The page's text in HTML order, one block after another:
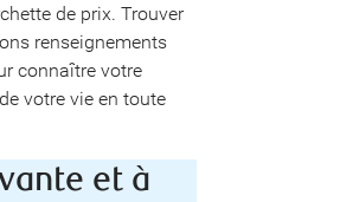
de prix. Trouver
renseignements
connaître votre
votre vie en toute
et à